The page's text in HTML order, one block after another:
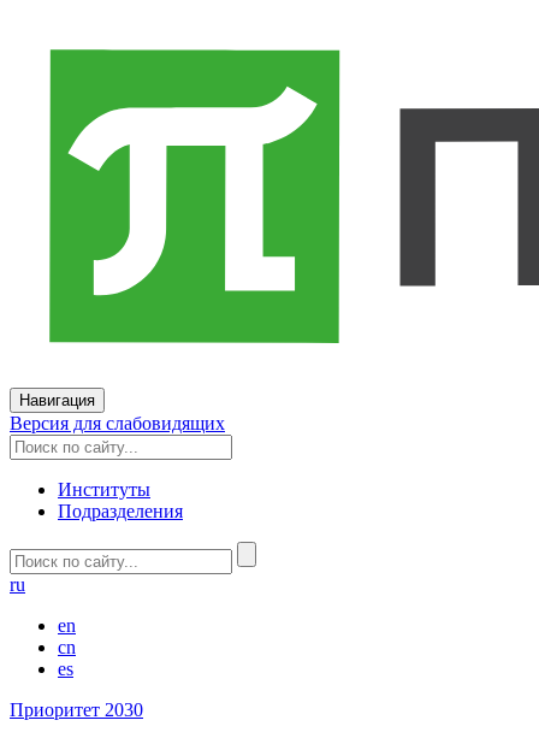
Навигация
Версия для слабовидящих
Институты
Подразделения
ru
en
cn
es
Приоритет 2030